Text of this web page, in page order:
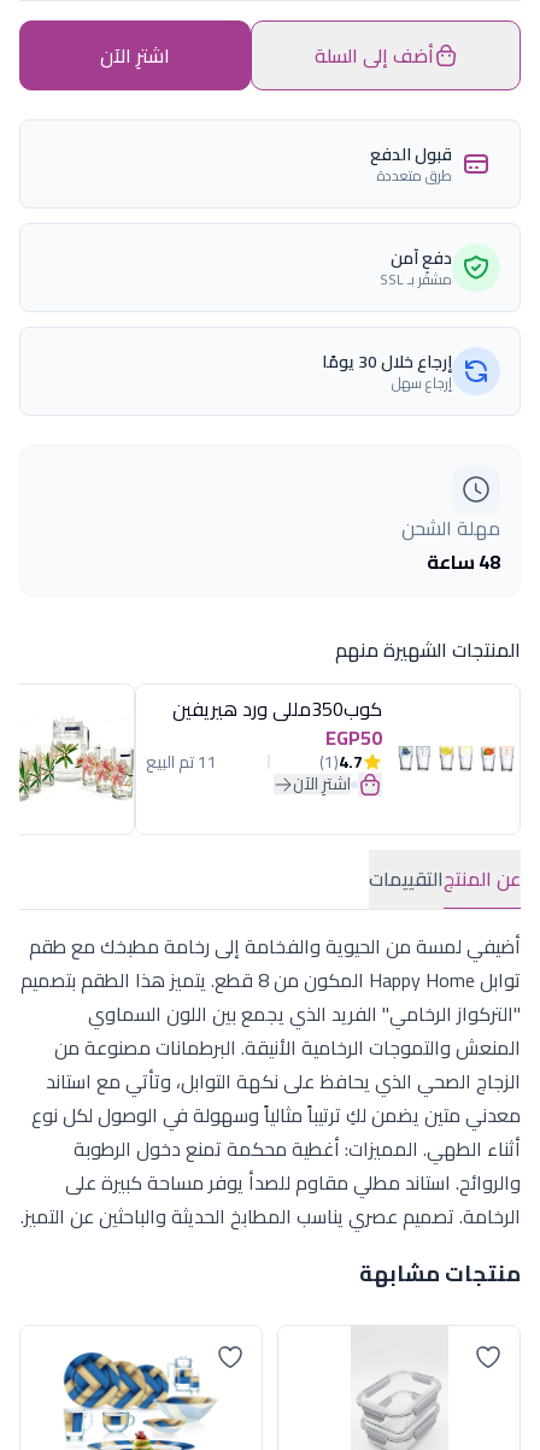
أضف إلى السلة اشترِ الآن
قبول الدفع
طرق متعددة
دفع آمن
مشفّر بـ SSL
إرجاع خلال 30 يومًا
إرجاع سهل
مهلة الشحن
48 ساعة
المنتجات الشهيرة منهم
كوب350مللى ورد هيريفين
EGP50
4.7
(1) 11 تم البيع
اشترِ الآن
عن المنتجالتقييمات
أضيفي لمسة من الحيوية والفخامة إلى رخامة مطبخك مع طقم
توابل Happy Home المكون من 8 قطع. يتميز هذا الطقم بتصميم
"التركواز الرخامي" الفريد الذي يجمع بين اللون السماوي
المنعش والتموجات الرخامية الأنيقة. البرطمانات مصنوعة من
الزجاج الصحي الذي يحافظ على نكهة التوابل، وتأتي مع استاند
معدني متين يضمن لكِ ترتيباً مثالياً وسهولة في الوصول لكل نوع
أثناء الطهي. المميزات: أغطية محكمة تمنع دخول الرطوبة
والروائح. استاند مطلي مقاوم للصدأ يوفر مساحة كبيرة على
الرخامة. تصميم عصري يناسب المطابخ الحديثة والباحثين عن التميز.
منتجات مشابهة